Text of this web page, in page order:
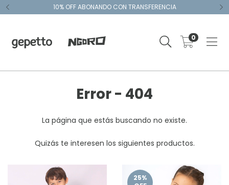
10% OFF ABONANDO CON TRANSFERENCIA
0
Error - 404
La página que estás buscando no existe.
Quizás te interesen los siguientes productos.
25%